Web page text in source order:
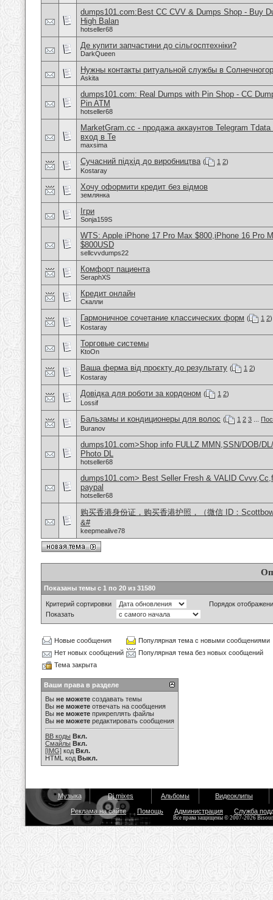
dumps101.com:Best CC CVV & Dumps Shop - Buy
High Balan
hotseller68
Де купити запчастини до сільгосптехніки?
DarkQueen
Нужны контакты ритуальной службы в
Askita
dumps101.com: Real Dumps with Pin Shop - CC
Pin ATM
hotseller68
MarketGram.cc - продажа аккаунтов Telegram
вход в Te
maxsima
Сучасний підхід до виробництва ( 1 2)
Kostaray
Хочу оформити кредит без відмов
землянка
Ігри
Sonja159S
WTS: Apple iPhone 17 Pro Max $800,iPhone 16 Pro
$800USD
sellcvvdumps22
Комфорт пациента
SeraphXS
Кредит онлайн
Скалли
Гармоничное сочетание классических форм ( 1 2)
Kostaray
Торговые системы
KtoOn
Ваша ферма від проєкту до результату ( 1 2)
Kostaray
Довідка для роботи за кордоном ( 1 2)
Lossif
Бальзамы и кондиционеры для волос ( 1 2 3
Buranov
dumps101.com>Shop info FULLZ MMN,SSN/DOB/
Photo DL
hotseller68
dumps101.com> Best Seller Fresh & VALID
paypal
hotseller68
购买香港身份证，购买香港护照，（微信 ID：
&#
keepmealive78
Показаны темы с 1 по 20 из 31580
Критерий сортировки
Порядок
Показать
Новые сообщения
Популярная тема с новыми сообщениями
Нет новых сообщений
Популярная тема без новых сообщений
Тема закрыта
Ваши права в разделе
Вы не можете создавать темы
Вы не можете отвечать на сообщения
Вы не можете прикреплять файлы
Вы не можете редактировать сообщения
BB коды Вкл.
Смайлы Вкл.
[IMG] код Вкл.
HTML код Выкл.
Музыка Dj mixes Альбомы Видеоклипы
Реклама на сайте Помощь Администрация Служба
Все права защищены © 2007-2026